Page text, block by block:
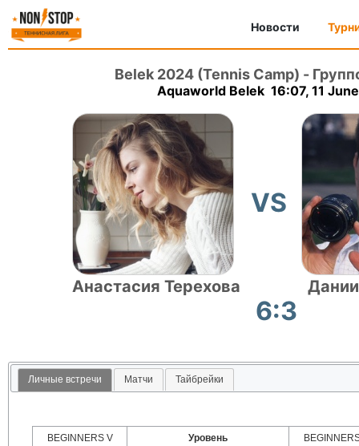
Новости
Belek 2024 (Tennis Camp) -
Aquaworld Belek 16:07, 11
Анастасия Терехова
VS
6:3
Личные встречи Матчи Тайбрейки
BEGINNERS V Уровень